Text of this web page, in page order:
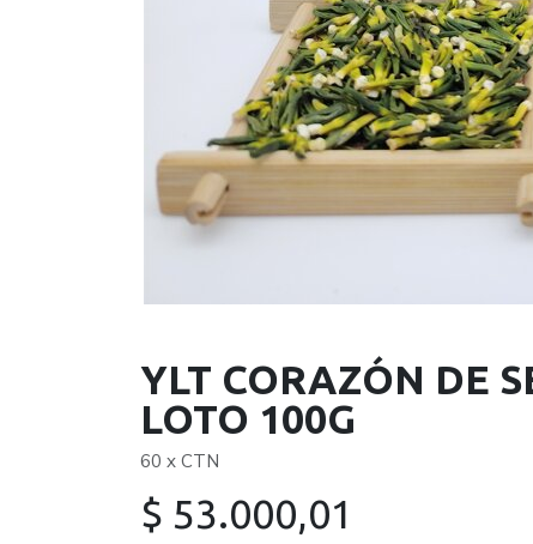
YLT CORAZÓN DE
LOTO 100G
60 x CTN
$ 53.000,01